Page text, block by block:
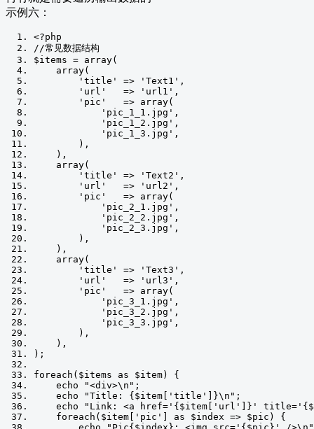
示例六：
<?php
//常见数据结构
$items = array(
    array
(
'title'
=> 'Text1' ,
'url'
=> 'url1' ,
'pic'
=> array(
'pic_1_1.jpg' ,
'pic_1_2.jpg' ,
'pic_1_3.jpg' ,
),
),
    array
(
'title'
=> 'Text2' ,
'url'
=> 'url2' ,
'pic'
=> array(
'pic_2_1.jpg' ,
'pic_2_2.jpg' ,
'pic_2_3.jpg' ,
),
),
    array
(
'title'
=> 'Text3' ,
'url'
=> 'url3' ,
'pic'
=> array(
'pic_3_1.jpg' ,
'pic_3_2.jpg' ,
'pic_3_3.jpg' ,
),
),
);
foreach ( $items as $item)
{
    echo
"<div>\n" ;
    echo
"Title: {$item['title']}\n" ;
    echo
"Link: <a href='{$item['url']}'
foreach ( $item [ 'pic' ] as $index => $pic )
{
        echo
"Pic{$index}: <img src='{$pic}' />\n"